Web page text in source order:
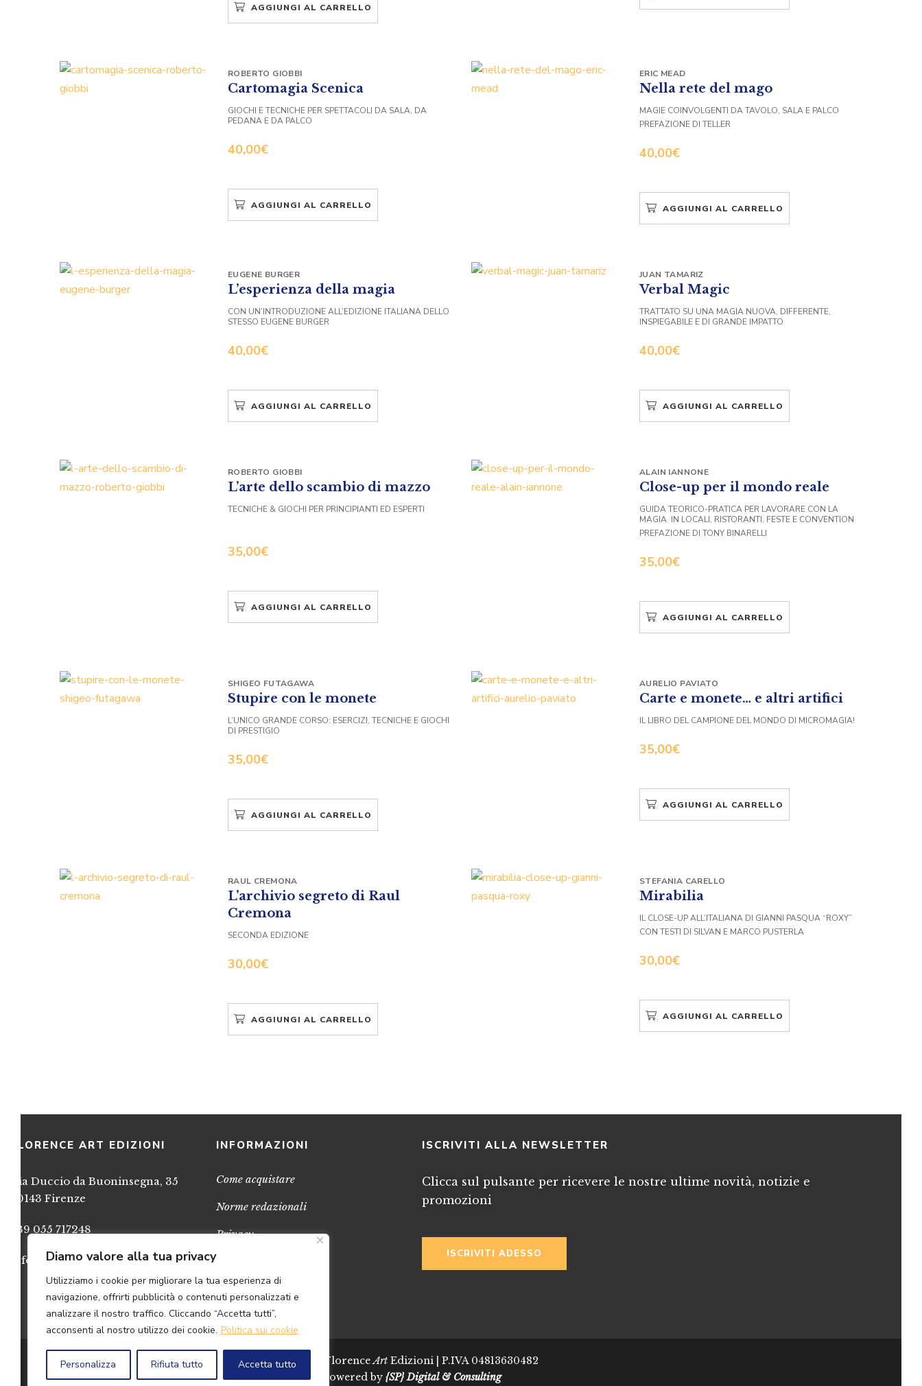
Diamo valore alla tua privacy
Utilizziamo i cookie per migliorare la tua esperienza di
navigazione, offrirti pubblicità o contenuti personalizzati e
analizzare il nostro traffico. Cliccando “Accetta tutti”,
acconsenti al nostro utilizzo dei cookie. Politica sui cookie
Personalizza Rifiuta tutto Accetta tutto
AGGIUNGI AL CARRELLO
Cartomagia Scenica
40,00€
ROBERTO GIOBBI
GIOCHI E TECNICHE PER SPETTACOLI DA SALA, DA
PEDANA E DA PALCO
AGGIUNGI AL CARRELLO
Nella rete del mago
40,00€
ERIC MEAD
MAGIE COINVOLGENTI DA TAVOLO, SALA E PALCO
PREFAZIONE DI TELLER
AGGIUNGI AL CARRELLO
L’esperienza della magia
40,00€
EUGENE BURGER
CON UN’INTRODUZIONE ALL’EDIZIONE ITALIANA DELLO
STESSO EUGENE BURGER
AGGIUNGI AL CARRELLO
Verbal Magic
40,00€
JUAN TAMARIZ
TRATTATO SU UNA MAGIA NUOVA, DIFFERENTE,
INSPIEGABILE E DI GRANDE IMPATTO
AGGIUNGI AL CARRELLO
L’arte dello scambio di mazzo
35,00€
ROBERTO GIOBBI
TECNICHE & GIOCHI PER PRINCIPIANTI ED ESPERTI
AGGIUNGI AL CARRELLO
Close-up per il mondo reale
35,00€
ALAIN IANNONE
GUIDA TEORICO-PRATICA PER LAVORARE CON LA
MAGIA IN LOCALI, RISTORANTI, FESTE E CONVENTION
PREFAZIONE DI TONY BINARELLI
AGGIUNGI AL CARRELLO
Stupire con le monete
35,00€
SHIGEO FUTAGAWA
L’UNICO GRANDE CORSO: ESERCIZI, TECNICHE E GIOCHI
DI PRESTIGIO
AGGIUNGI AL CARRELLO
Carte e monete… e altri artifici
35,00€
AURELIO PAVIATO
IL LIBRO DEL CAMPIONE DEL MONDO DI MICROMAGIA!
AGGIUNGI AL CARRELLO
L’archivio segreto di Raul
Cremona
30,00€
RAUL CREMONA
SECONDA EDIZIONE
AGGIUNGI AL CARRELLO
Mirabilia
30,00€
STEFANIA CARELLO
IL CLOSE-UP ALL’ITALIANA DI GIANNI PASQUA “ROXY”
CON TESTI DI SILVAN E MARCO PUSTERLA
AGGIUNGI AL CARRELLO
FLORENCE ART EDIZIONI
Via Duccio da Buoninsegna, 35
50143 Firenze
+39 055 717248
info@FlorenceArtEdizioni.com
INFORMAZIONI
Come acquistare
Norme redazionali
Privacy
Credits
ISCRIVITI ALLA NEWSLETTER
Clicca sul pulsante per ricevere le nostre ultime novità, notizie e
promozioni
ISCRIVITI ADESSO
© 2024 Florence Art Edizioni | P.IVA 04813630482
Powered by {SP} Digital & Consulting